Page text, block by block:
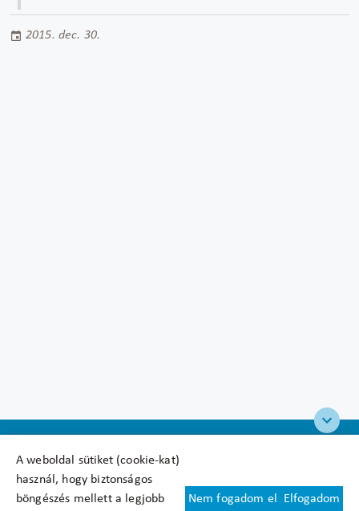
A weboldal sütiket (cookie-kat)
használ, hogy biztonságos
böngészés mellett a legjobb
Nem fogadom el Elfogadom
2015. dec. 30.
Felhasználási feltételek